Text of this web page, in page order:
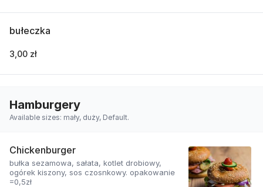
bułeczka
3,00 zł
Hamburgery
Available sizes: mały, duży, Default.
Chickenburger
bułka sezamowa, sałata, kotlet drobiowy,
ogórek kiszony, sos czosnkowy. opakowanie
=0,5zł